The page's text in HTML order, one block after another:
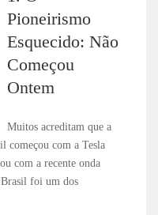
Pioneirismo
Esquecido: Não
Começou
Ontem
Muitos acreditam que a
começou com a Tesla
com a recente onda
Brasil foi um dos